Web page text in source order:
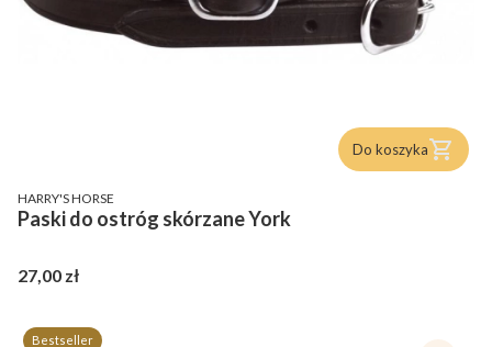
Do koszyka
PRODUCENT
HARRY'S HORSE
Paski do ostróg skórzane York
Cena
27,00 zł
Bestseller